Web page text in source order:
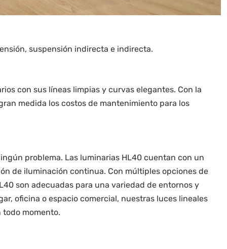
suspensión indirecta e indirecta.
con sus líneas limpias y curvas elegantes. Con la
medida los costos de mantenimiento para los
problema. Las luminarias HL40 cuentan con un
de iluminación continua. Con múltiples opciones de
son adecuadas para una variedad de entornos y
oficina o espacio comercial, nuestras luces lineales
momento.